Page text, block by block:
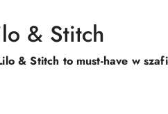
& Stitch
& Stitch to must-have w